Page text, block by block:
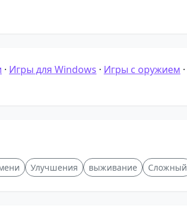
· Игры для Windows · Игры с оружием ·
Улучшения выживание Сложный